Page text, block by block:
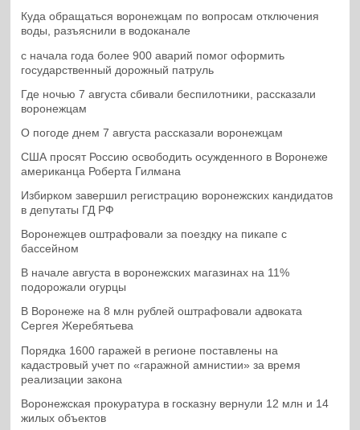
Куда обращаться воронежцам по вопросам отключения
воды, разъяснили в водоканале
с начала года более 900 аварий помог оформить
государственный дорожный патруль
Где ночью 7 августа сбивали беспилотники, рассказали
воронежцам
О погоде днем 7 августа рассказали воронежцам
США просят Россию освободить осужденного в Воронеже
американца Роберта Гилмана
Избирком завершил регистрацию воронежских кандидатов
в депутаты ГД РФ
Воронежцев оштрафовали за поездку на пикапе с
бассейном
В начале августа в воронежских магазинах на 11%
подорожали огурцы
В Воронеже на 8 млн рублей оштрафовали адвоката
Сергея Жеребятьева
Порядка 1600 гаражей в регионе поставлены на
кадастровый учет по «гаражной амнистии» за время
реализации закона
Воронежская прокуратура в госказну вернули 12 млн и 14
жилых объектов